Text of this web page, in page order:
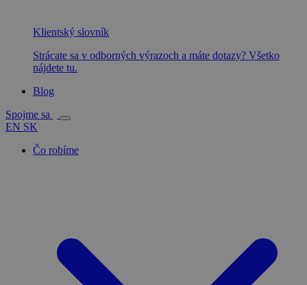
Klientský slovník
Strácate sa v odborných výrazoch a máte dotazy? Všetko
nájdete tu.
Blog
Spojme sa
EN SK
Čo robíme